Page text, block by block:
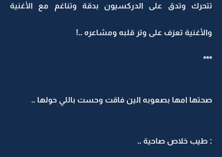
تتحرك وتدق على الدركسيون بدقة وتناغم مع الأغنية
والأغنية تعزف على وتر قلبه ومشاعره ..!
***
صحتها امها بصعوبه الين فاقت وحست باللي حولها ..
: طيب خلاص صاحية ..